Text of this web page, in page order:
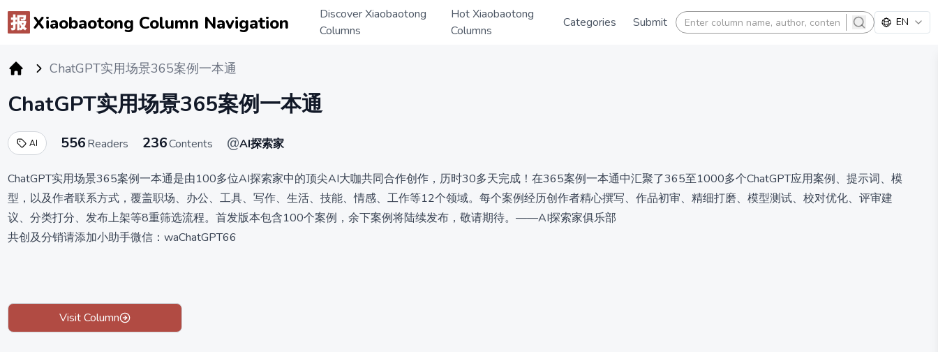
Xiaobaotong Column Navigation
Discover Xiaobaotong
Columns
Hot Xiaobaotong
Columns
Categories
Submit
search
EN
ChatGPT实用场景365案例一本通
ChatGPT实用场景365案例一本通
AI 556Readers 236Contents @AI探索家
ChatGPT实用场景365案例一本通是由100多位AI探索家中的顶尖AI大咖共同合作创作，历时30多天完成！在365案例一本通中汇聚了365至1000多个ChatGPT应用案例、提示词、模
型，以及作者联系方式，覆盖职场、办公、工具、写作、生活、技能、情感、工作等12个领域。每个案例经历创作者精心撰写、作品初审、精细打磨、模型测试、校对优化、评审建
议、分类打分、发布上架等8重筛选流程。首发版本包含100个案例，余下案例将陆续发布，敬请期待。——AI探索家俱乐部
共创及分销请添加小助手微信：waChatGPT66
Visit Column